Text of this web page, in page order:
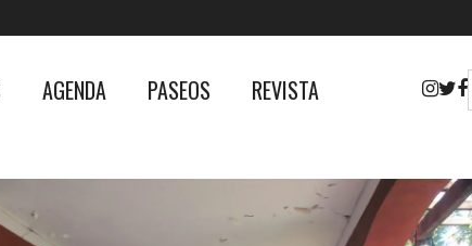
AGENDA PASEOS REVISTA